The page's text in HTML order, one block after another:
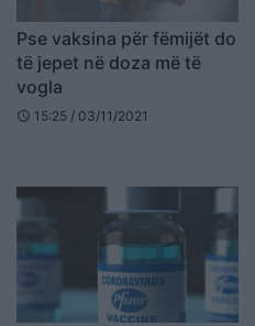
Pse vaksina për fëmijët do
të jepet në doza më të
vogla
schedule 15:25 / 03/11/2021